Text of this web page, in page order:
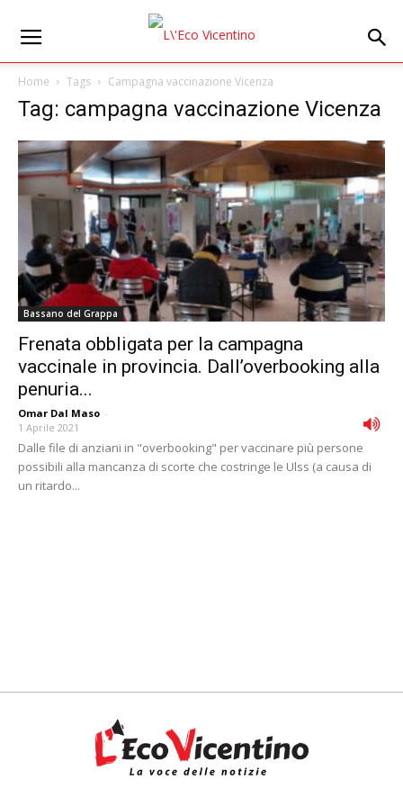
Home Tags Campagna vaccinazione Vicenza
Tag: campagna vaccinazione Vicenza
Bassano del Grappa
Frenata obbligata per la campagna
vaccinale in provincia. Dall’overbooking alla
penuria...
Omar Dal Maso -
1 Aprile 2021
Dalle file di anziani in "overbooking" per vaccinare più persone
possibili alla mancanza di scorte che costringe le Ulss (a causa di
un ritardo...